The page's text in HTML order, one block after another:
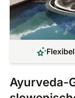
Ayurveda-